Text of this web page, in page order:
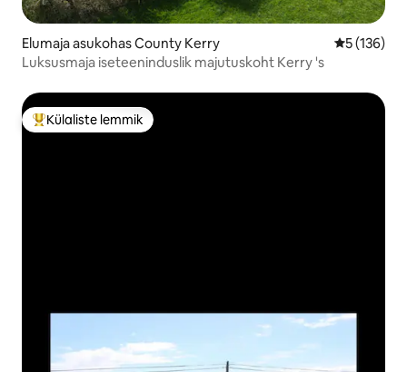
Elumaja asukohas County Kerry Keskmine
5 (136)
Luksusmaja iseteeninduslik majutuskoht Kerry 's
Külaliste suur lemmik
Külaliste lemmik